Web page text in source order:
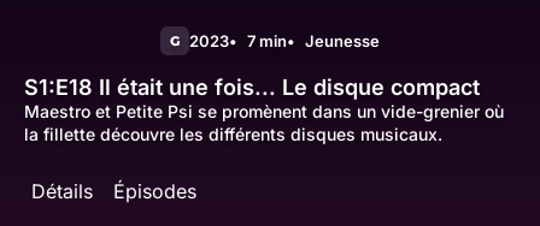
G 2023 7 min Jeunesse
S1:E18 Il était une fois... Le disque compact
Maestro et Petite Psi se promènent dans un vide-grenier où
la fillette découvre les différents disques musicaux.
Détails Épisodes